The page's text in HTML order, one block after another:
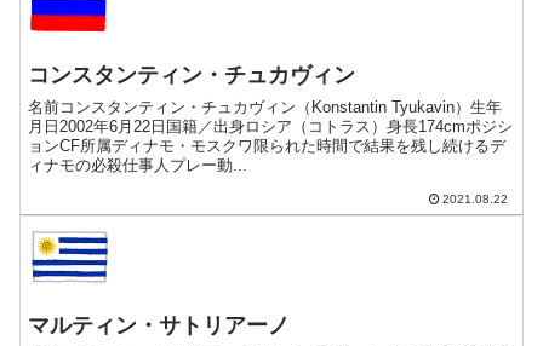
コンスタンティン・チュカヴィン
名前コンスタンティン・チュカヴィン（Konstantin Tyukavin）生年
月日2002年6月22日国籍／出身ロシア（コトラス）身長174cmポジシ
ョンCF所属ディナモ・モスクワ限られた時間で結果を残し続けるデ
ィナモの必殺仕事人プレー動...
2021.08.22
マルティン・サトリアーノ